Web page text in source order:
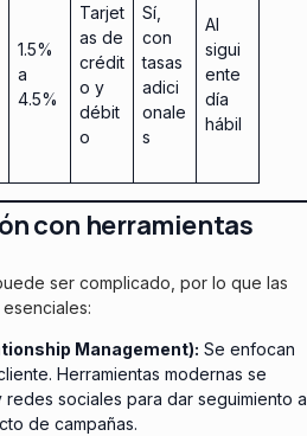
1.5%
a
4.5%
Tarjet
as de
crédit
o y
débit
o
Sí,
con
tasas
adici
onale
s
Al
sigui
ente
día
hábil
con herramientas
ser complicado, por lo que las
Management): Se enfocan
Herramientas modernas se
sociales para dar seguimiento a
de campañas.